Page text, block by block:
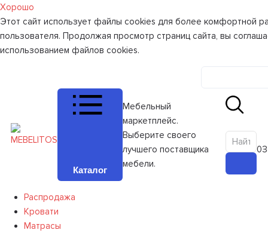
Хорошо
Этот сайт использует файлы cookies для более комфортной
пользователя. Продолжая просмотр страниц сайта, вы
использованием файлов cookies.
Каталог
Мебельный
маркетплейс.
Выберите своего
лучшего поставщика
мебели.
0
Распродажа
Кровати
Матрасы